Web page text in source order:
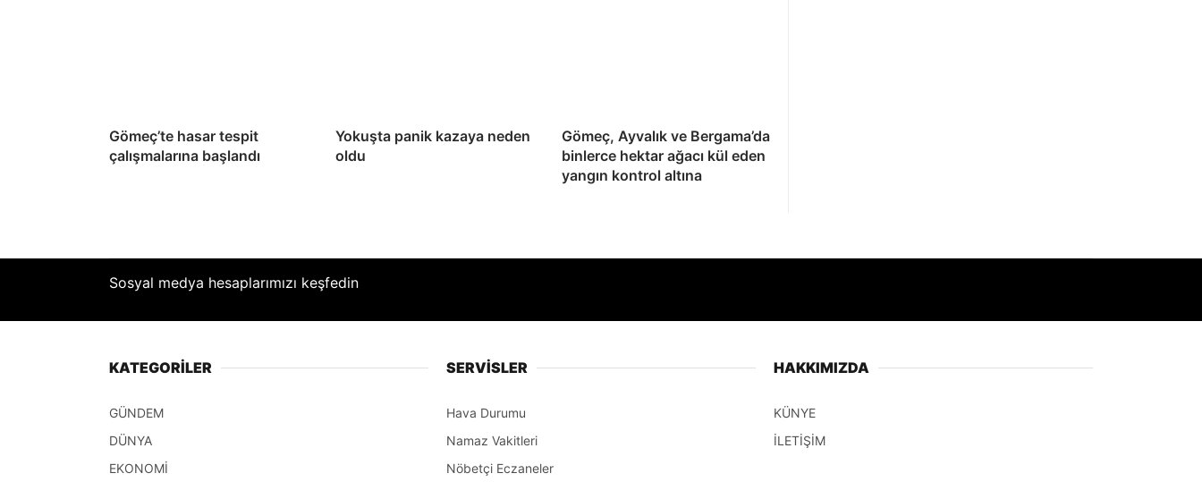
Gömeç’te hasar tespit
çalışmalarına başlandı
Yokuşta panik kazaya neden
oldu
Gömeç, Ayvalık ve Bergama’da
binlerce hektar ağacı kül eden
yangın kontrol altına
Sosyal medya hesaplarımızı keşfedin
KATEGORİLER
GÜNDEM
DÜNYA
EKONOMİ
SERVİSLER
Hava Durumu
Namaz Vakitleri
Nöbetçi Eczaneler
HAKKIMIZDA
KÜNYE
İLETİŞİM